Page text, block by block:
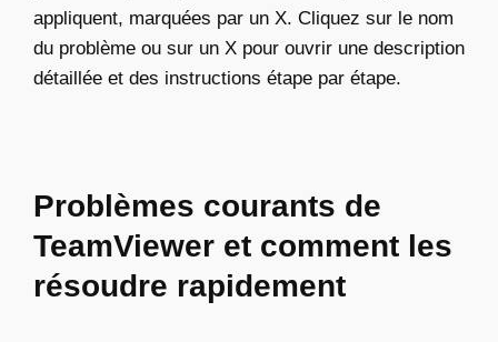
appliquent, marquées par un X. Cliquez sur le nom
du problème ou sur un X pour ouvrir une description
détaillée et des instructions étape par étape.
Problèmes courants de
TeamViewer et comment les
résoudre rapidement